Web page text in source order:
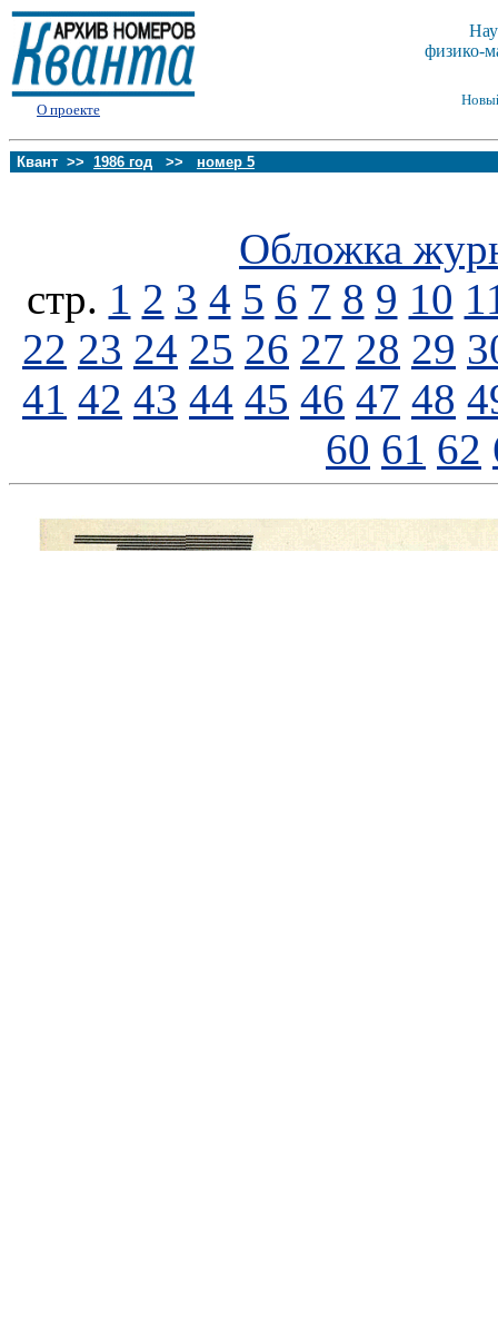
О проекте
физико-
Квант >> 1986 год >> номер 5
Обложка
стp. 1 2 3 4 5 6 7 8 9 10
22 23 24 25 26 27 28 29
41 42 43 44 45 46 47 48
60 61 62